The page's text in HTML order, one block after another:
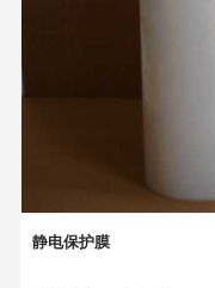
静电保护膜